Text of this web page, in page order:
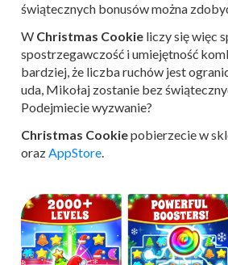
świątecznych bonusów można
W Christmas Cookie liczy się więc
spostrzegawczość i umiejętność
bardziej, że liczba ruchów jest
uda, Mikołaj zostanie bez
Podejmiecie wyzwanie?
Christmas Cookiepobierzecie w
orazAppStore.